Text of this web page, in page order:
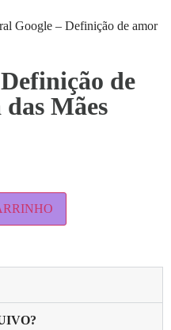
Google – Definição de amor
de
Mães